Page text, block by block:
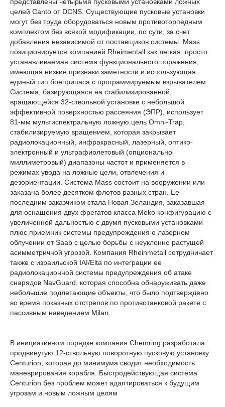
целей Canto от DCNS. Существующие пусковые установки
могут без труда оборудоваться новым противоторпедным
комплектом без всякой модификации, по сути, за счет
добавления независимой от поставщиков системы. Mass
позиционируется компанией Rheimentall как легкая, просто
устанавливаемая система функционального поражения,
имеющая низкие признаки заметности и использующая
единый тип боеприпаса с программируемым взрывателем.
Система, базирующаяся на стабилизированной,
вращающейся 32-ствольной установке с небольшой
эффективной поверхностью рассеяния (ЭПР), использует
81-мм мультиспектральную ложную цель Omni-Trap,
стабилизируемую вращением, которая закрывает
радиолокационный, инфракрасный, лазерный, оптико-
электронный и ультрафиолетовый (опционально
миллиметровый) диапазоны частот и применяется в
режимах увода на ложные цели, отвлечения и
дезориентации. Система Mass состоит на вооружении или
заказана более десятком флотов разных стран. Ее
последним заказчиком стала Новая Зеландия, заказавшая
для оснащения двух фрегатов класса Meko конфигурацию с
увеличенной дальностью с двумя пусковыми установками
плюс приемник системы предупреждения о лазерном
облучении от Saab с целью борьбы с неуклонно растущей
асимметричной угрозой. Компания Rheinmetall сотрудничает
также с израильской IAI/Elta по интеграции ее
радиолокационной системы предупреждения об атаке
снарядов NavGuard, которая способна обнаруживать даже
небольшие подлетающие объекты, что было подтверждено
во время показных отстрелов по противотанковой ракете с
пассивным наведением Milan.
В инициативном порядке компания Chemring разработала
продвинутую 12-ствольную поворотную пусковую установку
Centurion, которая до минимума сводит необходимость
маневрирования корабля. Быстродействующая система
Centurion без проблем может адаптироваться к будущим
угрозам и новым ложным целям